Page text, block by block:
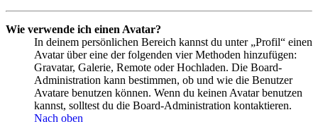
Wie verwende ich einen Avatar?
In deinem persönlichen Bereich kannst du unter „Profil“ einen
Avatar über eine der folgenden vier Methoden hinzufügen:
Gravatar, Galerie, Remote oder Hochladen. Die Board-
Administration kann bestimmen, ob und wie die Benutzer
Avatare benutzen können. Wenn du keinen Avatar benutzen
kannst, solltest du die Board-Administration kontaktieren.
Nach oben